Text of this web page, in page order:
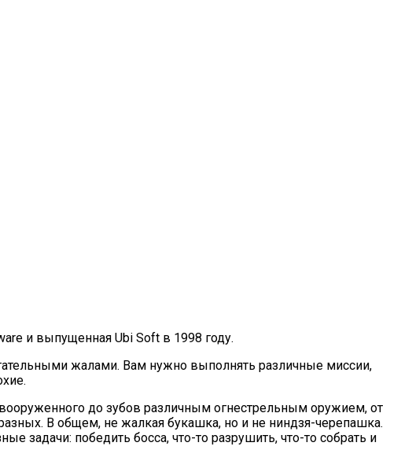
и выпущенная Ubi Soft в 1998 году.
жалами. Вам нужно выполнять различные миссии,
до зубов различным огнестрельным оружием, от
В общем, не жалкая букашка, но и не ниндзя-черепашка.
задачи: победить босса, что-то разрушить, что-то собрать и